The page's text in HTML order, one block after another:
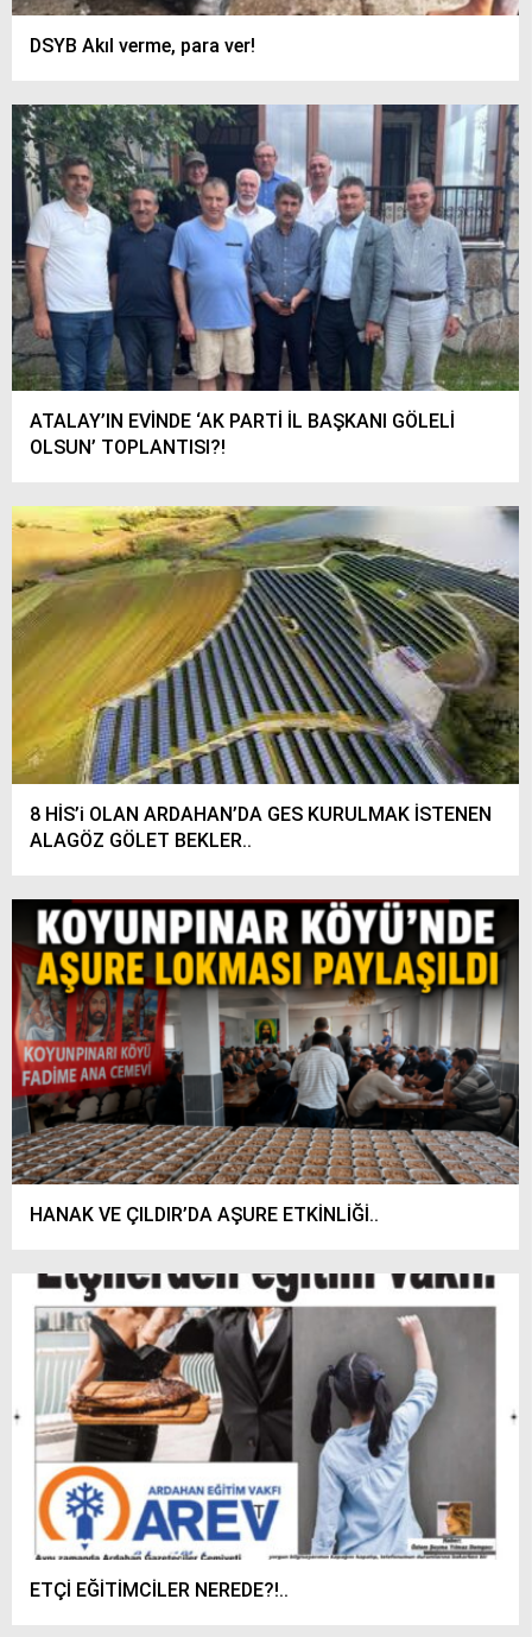
DSYB Akıl verme, para ver!
ATALAY’IN EVİNDE ‘AK PARTİ İL BAŞKANI GÖLELİ
OLSUN’ TOPLANTISI?!
8 HİS’i OLAN ARDAHAN’DA GES KURULMAK İSTENEN
ALAGÖZ GÖLET BEKLER..
HANAK VE ÇILDIR’DA AŞURE ETKİNLİĞİ..
ETÇİ EĞİTİMCİLER NEREDE?!..